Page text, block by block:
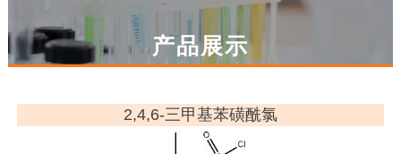
产品展示
2,4,6-三甲基苯磺酰氯